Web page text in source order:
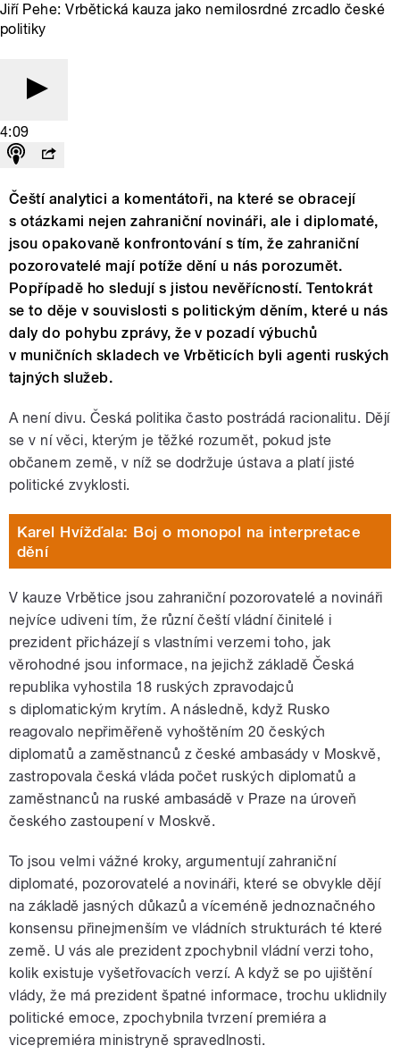
Jiří Pehe: Vrbětická kauza jako nemilosrdné zrcadlo české
politiky
4:09
Čeští analytici a komentátoři, na které se obracejí
s otázkami nejen zahraniční novináři, ale i diplomaté,
jsou opakovaně konfrontování s tím, že zahraniční
pozorovatelé mají potíže dění u nás porozumět.
Popřípadě ho sledují s jistou nevěřícností. Tentokrát
se to děje v souvislosti s politickým děním, které u nás
daly do pohybu zprávy, že v pozadí výbuchů
v muničních skladech ve Vrběticích byli agenti ruských
tajných služeb.
A není divu. Česká politika často postrádá racionalitu. Dějí
se v ní věci, kterým je těžké rozumět, pokud jste
občanem země, v níž se dodržuje ústava a platí jisté
politické zvyklosti.
Karel Hvížďala: Boj o monopol na interpretace
dění
V kauze Vrbětice jsou zahraniční pozorovatelé a novináři
nejvíce udiveni tím, že různí čeští vládní činitelé i
prezident přicházejí s vlastními verzemi toho, jak
věrohodné jsou informace, na jejichž základě Česká
republika vyhostila 18 ruských zpravodajců
s diplomatickým krytím. A následně, když Rusko
reagovalo nepřiměřeně vyhoštěním 20 českých
diplomatů a zaměstnanců z české ambasády v Moskvě,
zastropovala česká vláda počet ruských diplomatů a
zaměstnanců na ruské ambasádě v Praze na úroveň
českého zastoupení v Moskvě.
To jsou velmi vážné kroky, argumentují zahraniční
diplomaté, pozorovatelé a novináři, které se obvykle dějí
na základě jasných důkazů a víceméně jednoznačného
konsensu přinejmenším ve vládních strukturách té které
země. U vás ale prezident zpochybnil vládní verzi toho,
kolik existuje vyšetřovacích verzí. A když se po ujištění
vlády, že má prezident špatné informace, trochu uklidnily
politické emoce, zpochybnila tvrzení premiéra a
vicepremiéra ministryně spravedlnosti.